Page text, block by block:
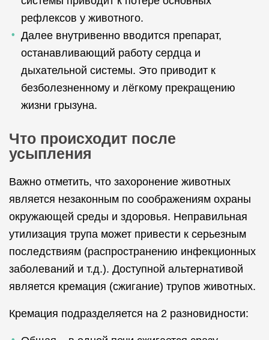
рефлексов у животного.
Далее внутривенно вводится препарат,
останавливающий работу сердца и
дыхательной системы. Это приводит к
безболезненному и лёгкому прекращению
жизни грызуна.
Что происходит после
усыпления
Важно отметить, что захоронение животных
является незаконным по соображениям охраны
окружающей среды и здоровья. Неправильная
утилизация трупа может привести к серьезным
последствиям (распространению инфекционных
заболеваний и т.д.). Доступной альтернативой
является кремация (сжигание) трупов животных.
Кремация подразделяется на 2 разновидности: